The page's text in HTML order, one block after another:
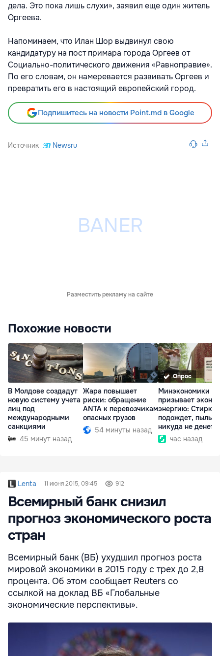
дела. Это пока лишь слухи», заявил еще один житель
Оргеева.
Напоминаем, что Илан Шор выдвинул свою
кандидатуру на пост примара города Оргеев от
Социально-политического движения «Равноправие».
По его словам, он намеревается развивать Оргеев и
превратить его в настоящий европейский город.
Подпишитесь на новости Point.md в Google
Источник Newsru
Разместить рекламу на сайте
Похожие новости
В Молдове создадут
новую систему учета
лиц под
международными
санкциями
45 минут назад
Жара повышает
риски: обращение
ANTA к перевозчикам
опасных грузов
54 минуты назад
Опрос
Минэкономики
призывает
энергию: Стирка
подождет, пыль
никуда не
час назад
Lenta 11 июня 2015, 09:45 912
Всемирный банк снизил
прогноз экономического роста
стран
Всемирный банк (ВБ) ухудшил прогноз роста
мировой экономики в 2015 году с трех до 2,8
процента. Об этом сообщает Reuters со
ссылкой на доклад ВБ «Глобальные
экономические перспективы».